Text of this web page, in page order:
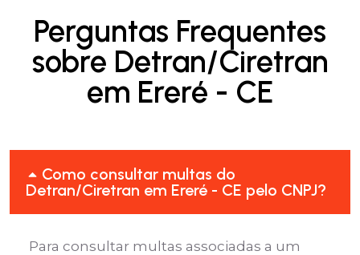
Perguntas Frequentes
sobre Detran/Ciretran
em Ereré - CE
Como consultar multas do
Detran/Ciretran em Ereré - CE pelo CNPJ?
Para consultar multas associadas a um